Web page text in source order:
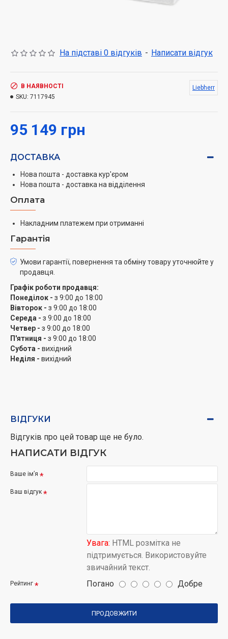
На підставі 0 відгуків - Написати відгук
95 149 грн
В НАЯВНОСТІ
SKU: 7117945
Liebherr
ДОСТАВКА
Нова пошта - доставка кур'єром
Нова пошта - доставка на відділення
Оплата
Накладним платежем при отриманні
Гарантія
Умови гарантії, повернення та обміну товару уточнюйте у
продавця.
Графік роботи продавця:
Понеділок - з 9:00 до 18:00
Вівторок - з 9:00 до 18:00
Середа - з 9:00 до 18:00
Четвер - з 9:00 до 18:00
П'ятниця - з 9:00 до 18:00
Субота - вихідний
Неділя - вихідний
ВІДГУКИ
Відгуків про цей товар ще не було.
НАПИСАТИ ВІДГУК
Ваше ім’я
Ваш відгук
Увага: HTML розмітка не
підтримується. Використовуйте
звичайний текст.
Рейтинг Погано Добре
ПРОДОВЖИТИ